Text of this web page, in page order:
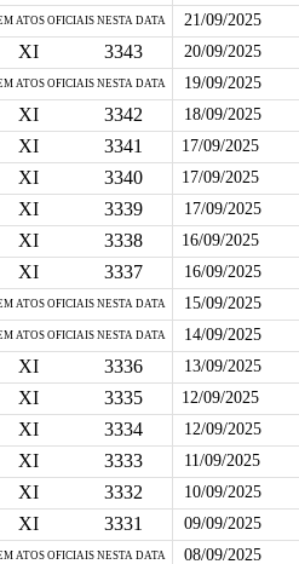
ATOS OFICIAIS NESTA DATA 21/09/2025
XI 3343 20/09/2025
ATOS OFICIAIS NESTA DATA 19/09/2025
XI 3342 18/09/2025
XI 3341 17/09/2025
XI 3340 17/09/2025
XI 3339 17/09/2025
XI 3338 16/09/2025
XI 3337 16/09/2025
ATOS OFICIAIS NESTA DATA 15/09/2025
ATOS OFICIAIS NESTA DATA 14/09/2025
XI 3336 13/09/2025
XI 3335 12/09/2025
XI 3334 12/09/2025
XI 3333 11/09/2025
XI 3332 10/09/2025
XI 3331 09/09/2025
ATOS OFICIAIS NESTA DATA 08/09/2025